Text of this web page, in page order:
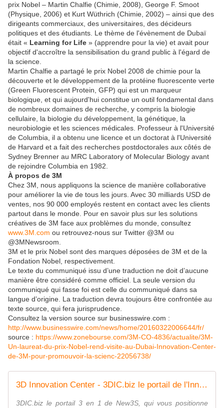
prix Nobel – Martin Chalfie (Chimie, 2008), George F. Smoot
(Physique, 2006) et Kurt Wüthrich (Chimie, 2002) – ainsi que des
dirigeants commerciaux, des universitaires, des décideurs
politiques et des étudiants. Le thème de l'évènement de Dubaï
était « Learning for Life » (apprendre pour la vie) et avait pour
objectif d'accroître la sensibilisation du grand public à l'égard de
la science.
Martin Chalfie a partagé le prix Nobel 2008 de chimie pour la
découverte et le développement de la protéine fluorescente verte
(Green Fluorescent Protein, GFP) qui est un marqueur
biologique, et qui aujourd'hui constitue un outil fondamental dans
de nombreux domaines de recherche, y compris la biologie
cellulaire, la biologie du développement, la génétique, la
neurobiologie et les sciences médicales. Professeur à l'Université
de Columbia, il a obtenu une licence et un doctorat à l'Université
de Harvard et a fait des recherches postdoctorales aux côtés de
Sydney Brenner au MRC Laboratory of Molecular Biology avant
de rejoindre Columbia en 1982.
À propos de 3M
Chez 3M, nous appliquons la science de manière collaborative
pour améliorer la vie de tous les jours. Avec 30 milliards USD de
ventes, nos 90 000 employés restent en contact avec les clients
partout dans le monde. Pour en savoir plus sur les solutions
créatives de 3M face aux problèmes du monde, consultez
www.3M.com ou retrouvez-nous sur Twitter @3M ou
@3MNewsroom.
3M et le prix Nobel sont des marques déposées de 3M et de la
Fondation Nobel, respectivement.
Le texte du communiqué issu d’une traduction ne doit d’aucune
manière être considéré comme officiel. La seule version du
communiqué qui fasse foi est celle du communiqué dans sa
langue d’origine. La traduction devra toujours être confrontée au
texte source, qui fera jurisprudence.
Consultez la version source sur businesswire.com :
http://www.businesswire.com/news/home/20160322006644/fr/
source : https://www.zonebourse.com/3M-CO-4836/actualite/3M-
Un-laureat-du-prix-Nobel-rend-visite-au-Dubai-Innovation-Center-
de-3M-pour-promouvoir-la-scienc-22056738/
3D Innovation Center - 3DIC.biz le portail de l'Innovation by New3S
3DIC.biz le portail 3 en 1 de New3S, qui vous positionne